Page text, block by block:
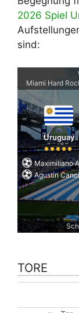
2026 Spiel
sind:
Miami Hard
Uruguay
Maximiliano
Agustín
TORE